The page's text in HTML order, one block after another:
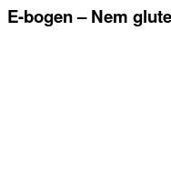
E-bogen – Nem